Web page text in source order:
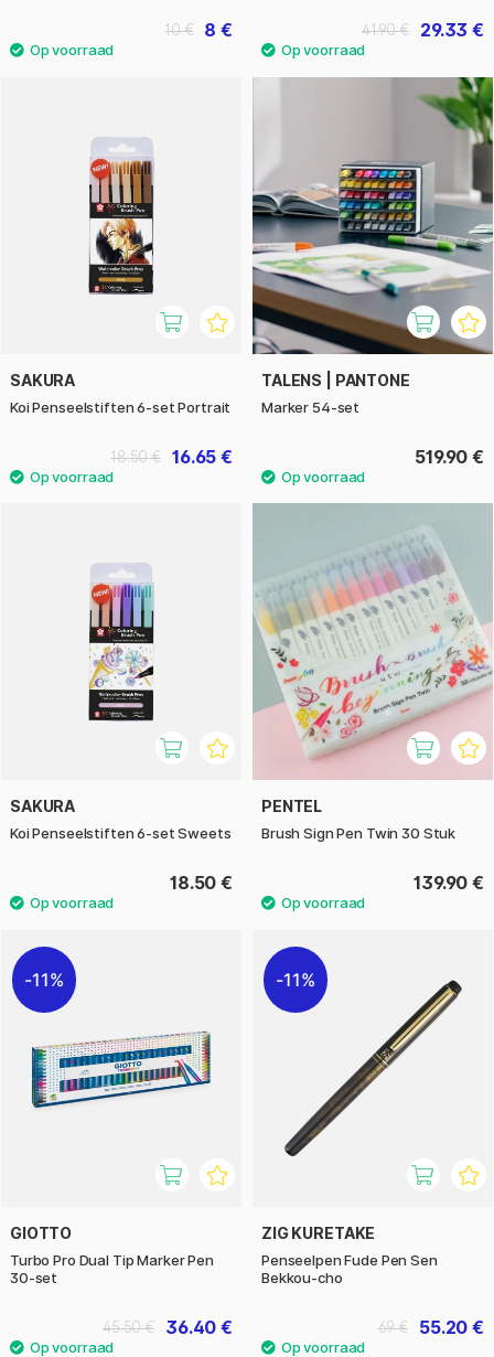
8 €
10 € 29.33 €
41.90 €
SAKURA
Koi Penseelstiften 6-set Portrait
16.65 €
18.50 €
TALENS | PANTONE
Marker 54-set
519.90 €
SAKURA
Koi Penseelstiften 6-set Sweets
18.50 €
PENTEL
Brush Sign Pen Twin 30 Stuk
139.90 €
11%
GIOTTO
Turbo Pro Dual Tip Marker Pen
30-set
36.40 €
45.50 €
11%
ZIG KURETAKE
Penseelpen Fude Pen Sen
Bekkou-cho
55.20 €
69 €